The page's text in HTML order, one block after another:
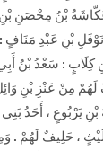
بْنُ مِحْصَنِ بْنِ
بْنِ عَبْدِ مَنَافٍ :
كِلَابٍ : سَعْدُ بْنُ
مِنْ عَنْزِ بْنِ
يَرْبُوعٍ ، أَحَدُ
، حَلِيفٌ لَهُمْ .